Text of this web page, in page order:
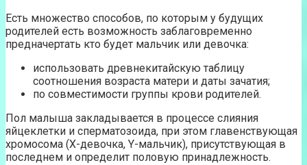
Есть множество способов, по которым у будущих
родителей есть возможность заблаговременно
предначертать кто будет мальчик или девочка:
использовать древнекитайскую таблицу
соотношения возраста матери и даты зачатия;
по совместимости группы крови родителей.
Пол малыша закладывается в процессе слияния
яйцеклетки и сперматозоида, при этом главенствующая
хромосома (Х-девочка, Y-мальчик), присутствующая в
последнем и определит половую принадлежность.